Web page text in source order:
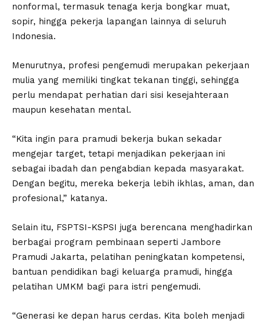
nonformal, termasuk tenaga kerja bongkar muat,
sopir, hingga pekerja lapangan lainnya di seluruh
Indonesia.
Menurutnya, profesi pengemudi merupakan pekerjaan
mulia yang memiliki tingkat tekanan tinggi, sehingga
perlu mendapat perhatian dari sisi kesejahteraan
maupun kesehatan mental.
“Kita ingin para pramudi bekerja bukan sekadar
mengejar target, tetapi menjadikan pekerjaan ini
sebagai ibadah dan pengabdian kepada masyarakat.
Dengan begitu, mereka bekerja lebih ikhlas, aman, dan
profesional,” katanya.
Selain itu, FSPTSI-KSPSI juga berencana menghadirkan
berbagai program pembinaan seperti Jambore
Pramudi Jakarta, pelatihan peningkatan kompetensi,
bantuan pendidikan bagi keluarga pramudi, hingga
pelatihan UMKM bagi para istri pengemudi.
“Generasi ke depan harus cerdas. Kita boleh menjadi